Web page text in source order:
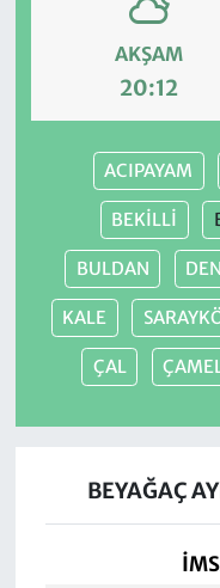
AKŞAM
20:12
ACIPAYAM
BEKİLLİ
BULDAN
KALE
ÇAL
BEYAĞAÇ